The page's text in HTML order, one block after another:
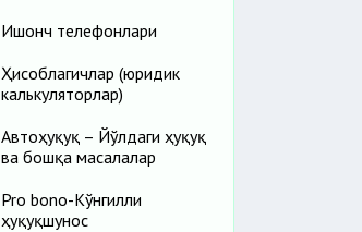
Ишонч телефонлари
Ҳисоблагичлар (юридик
калькуляторлар)
Автоҳуқуқ – Йўлдаги ҳуқуқ
ва бошқа масалалар
Pro bono-Кўнгилли
ҳуқуқшунос